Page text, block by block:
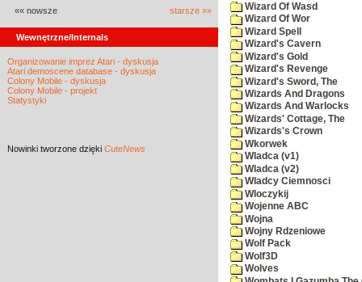
«« nowsze starsze »»
Wewnętrzne/Internals
Organizowanie imprez Atari - dyskusja
Atari demoscene database - dyskusja
Colony Mobile - dyskusja
Colony Mobile - projekt
Statystyki
Nowinki tworzone dzięki CuteNews
Wizard Of Wasd
Wizard Of Wor
Wizard Spell
Wizard's Cavern
Wizard's Gold
Wizard's Revenge
Wizard's Sword, The
Wizards And Dragons
Wizards And Warlocks
Wizards' Cottage, The
Wizards's Crown
Wkorwek
Wladca (v1)
Wladca (v2)
Wladcy Ciemnosci
Wloczykij
Wojenne ABC
Wojna
Wojny Rdzeniowe
Wolf Pack
Wolf3D
Wolves